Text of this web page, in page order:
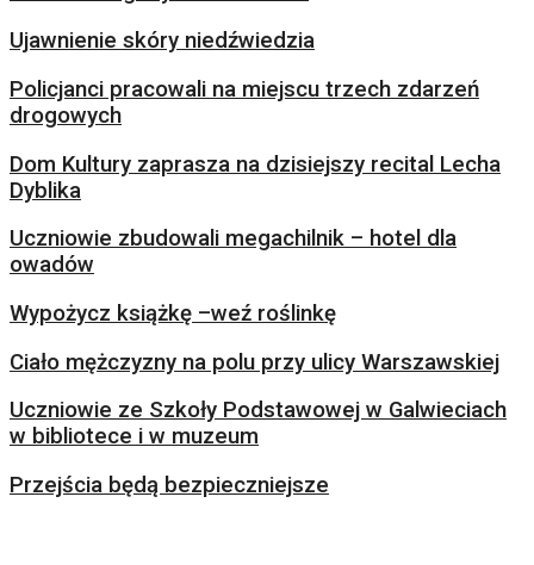
Ujawnienie skóry niedźwiedzia
Policjanci pracowali na miejscu trzech zdarzeń
drogowych
Dom Kultury zaprasza na dzisiejszy recital Lecha
Dyblika
Uczniowie zbudowali megachilnik – hotel dla
owadów
Wypożycz książkę –weź roślinkę
Ciało mężczyzny na polu przy ulicy Warszawskiej
Uczniowie ze Szkoły Podstawowej w Galwieciach
w bibliotece i w muzeum
Przejścia będą bezpieczniejsze